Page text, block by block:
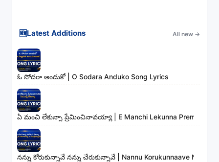
🆕Latest Additions All new →
ఓ సోదరా అందుకో | O Sodara Anduko Song Lyrics
ఏ మంచి లేకున్నా ప్రేమించినావయ్యా | E Manchi Lekunna
నన్ను కోరుకున్నావే నన్ను చేరుకున్నావే | Nannu Korukunnaave Nannu